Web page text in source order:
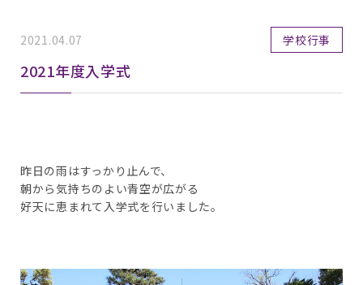
2021.04.07 学校行事
2021年度入学式
昨日の雨はすっかり止んで、
朝から気持ちのよい青空が広がる
好天に恵まれて入学式を行いました。